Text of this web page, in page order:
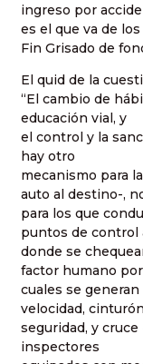
ingreso por
es el que va de los
Fin Grisado de
El quid de la
“El cambio de
educación vial, y
el control y la
hay otro
mecanismo para
auto al destino-,
para los que
puntos de control
donde se
factor humano
cuales se
velocidad,
seguridad, y
inspectores